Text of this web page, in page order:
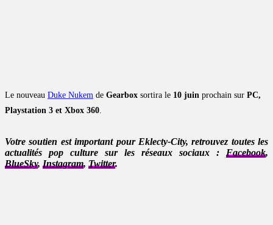
Le nouveau Duke Nukem de Gearbox sortira le 10 juin prochain sur PC,
Playstation 3 et Xbox 360.
Votre soutien est important pour Eklecty-City, retrouvez toutes les
actualités pop culture sur les réseaux sociaux : Facebook,
BlueSky, Instagram, Twitter.